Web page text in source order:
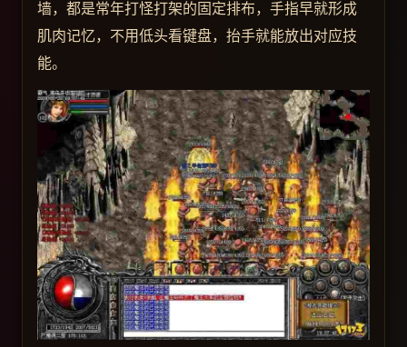
墙，都是常年打怪打架的固定排布，手指早就形成
肌肉记忆，不用低头看键盘，抬手就能放出对应技
能。